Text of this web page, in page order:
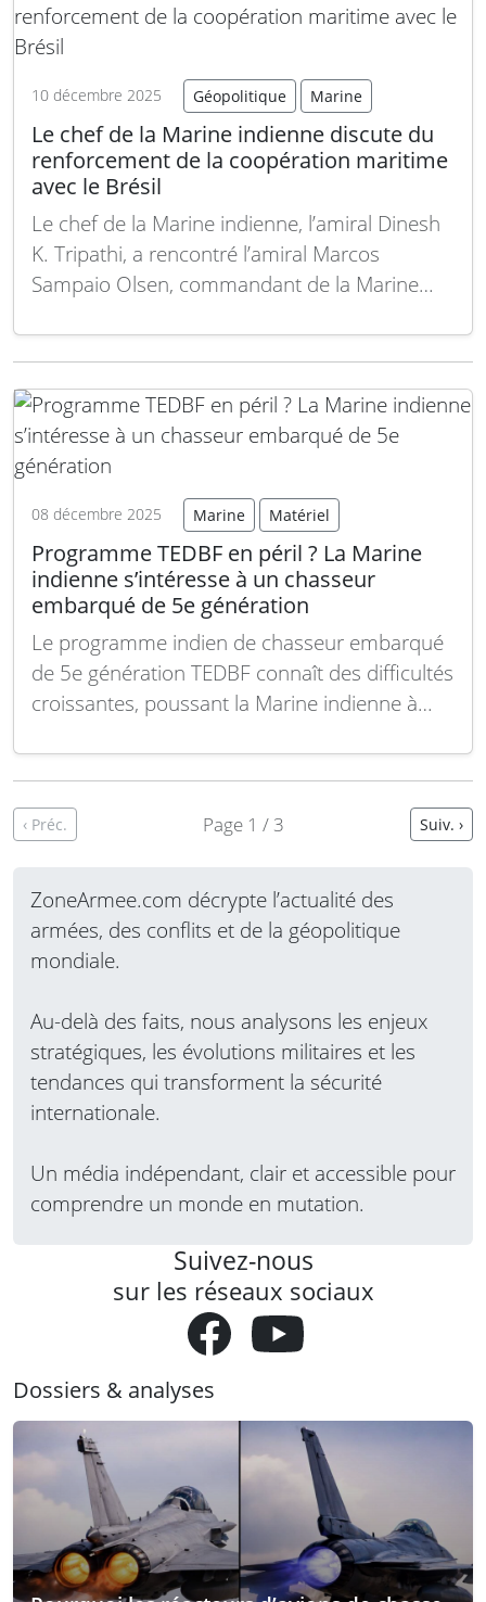
région indo-pacifique. Le…Lire la suite
10 décembre 2025 Géopolitique Marine
Le chef de la Marine indienne discute du
renforcement de la coopération maritime
avec le Brésil
Le chef de la Marine indienne, l’amiral Dinesh
K. Tripathi, a rencontré l’amiral Marcos
Sampaio Olsen, commandant de la Marine
la coopération maritime entre les deux pays.
porté sur les engagements opérationnels, les
échanges en matière de…Lire la suite
08 décembre 2025 Marine Matériel
Programme TEDBF en péril ? La Marine
indienne s’intéresse à un chasseur
embarqué de 5e génération
Le programme indien de chasseur embarqué
de 5e génération TEDBF connaît des difficultés
croissantes, poussant la Marine indienne à
moderniser sa flotte aéronavale. Face aux
national, New Delhi s’intéresse désormais de
de…
Lire la suite
‹ Préc. Page 1 / 3 Suiv. ›
ZoneArmee.com décrypte l’actualité des
armées, des conflits et de la géopolitique
mondiale.
Au-delà des faits, nous analysons les enjeux
stratégiques, les évolutions militaires et les
tendances qui transforment la sécurité
internationale.
Un média indépendant, clair et accessible pour
comprendre un monde en mutation.
Suivez-nous
sur les réseaux sociaux
Dossiers & analyses